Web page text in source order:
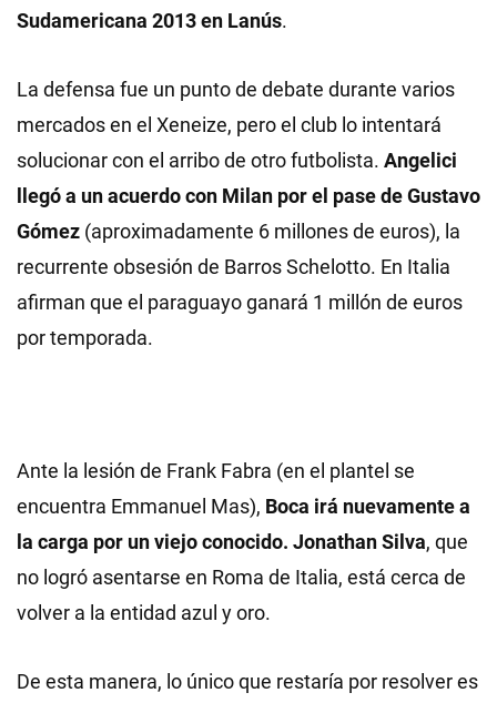
Sudamericana 2013 en Lanús.
La defensa fue un punto de debate durante varios
mercados en el Xeneize, pero el club lo intentará
solucionar con el arribo de otro futbolista. Angelici
llegó a un acuerdo con Milan por el pase de Gustavo
Gómez (aproximadamente 6 millones de euros), la
recurrente obsesión de Barros Schelotto. En Italia
afirman que el paraguayo ganará 1 millón de euros
por temporada.
Ante la lesión de Frank Fabra (en el plantel se
encuentra Emmanuel Mas), Boca irá nuevamente a
la carga por un viejo conocido. Jonathan Silva, que
no logró asentarse en Roma de Italia, está cerca de
volver a la entidad azul y oro.
De esta manera, lo único que restaría por resolver es